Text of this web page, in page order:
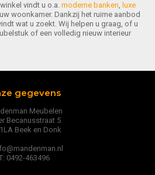
vindt u o.a. moderne banken, luxe
woonkamer. Dankzij het ruime aanbod
wat u zoekt. Wij helpen u graag, of u
of een volledig nieuw interieur
gegevens
Meubelen
Becanusstraat 5
Beek en Donk
0492-463496